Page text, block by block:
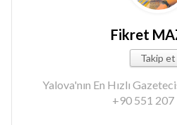
Fikret
Takip et
Yalova'nın En Hızlı
+90 551 207